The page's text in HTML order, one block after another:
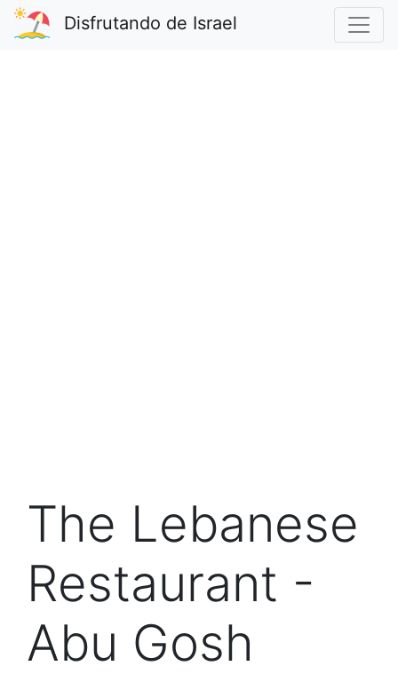
Disfrutando de Israel
The Lebanese
Restaurant -
Abu Gosh